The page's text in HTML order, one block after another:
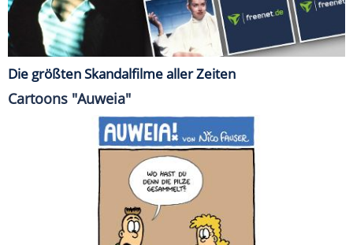
Die größten Skandalfilme aller Zeiten
Cartoons "Auweia"